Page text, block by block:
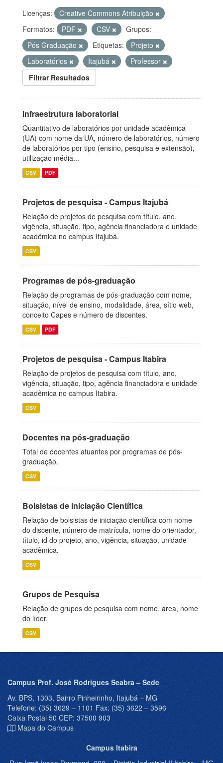
Licenças:
Creative Commons Atribuição
Formatos:
PDF CSV
Grupos:
Pós Graduação
Etiquetas:
Projeto
Laboratórios
Itajubá
Professor
Filtrar Resultados
Infraestrutura laboratorial
Quantitativo de laboratórios por unidade acadêmica
(UA) com nome da UA, número de laboratórios, número
de laboratórios por tipo (ensino, pesquisa e extensão),
utilização média...
CSV PDF
Projetos de pesquisa - Campus Itajubá
Relação de projetos de pesquisa com título, ano,
vigência, situação, tipo, agência financiadora e unidade
acadêmica no campus Itajubá.
CSV
Programas de pós-graduação
Relação de programas de pós-graduação com nome,
situação, nível de ensino, modalidade, área, sítio web,
conceito Capes e número de discentes.
CSV PDF
Projetos de pesquisa - Campus Itabira
Relação de projetos de pesquisa com título, ano,
vigência, situação, tipo, agência financiadora e unidade
acadêmica no campus Itabira.
CSV
Docentes na pós-graduação
Total de docentes atuantes por programas de pós-
graduação.
CSV
Bolsistas de Iniciação Científica
Relação de bolsistas de iniciação científica com nome
do discente, número de matrícula, nome do orientador,
título, id do projeto, ano, vigência, situação, unidade
acadêmica.
CSV
Grupos de Pesquisa
Relação de grupos de pesquisa com nome, área, nome
do líder.
CSV
Campus Prof. José Rodrigues Seabra – Sede
Av. BPS, 1303, Bairro Pinheirinho, Itajubá – MG
Telefone: (35) 3629 – 1101 Fax: (35) 3622 – 3596
Caixa Postal 50 CEP: 37500 903
Mapa do Campus
Campus Itabira